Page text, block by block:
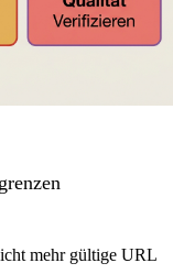
mehr gültige URL